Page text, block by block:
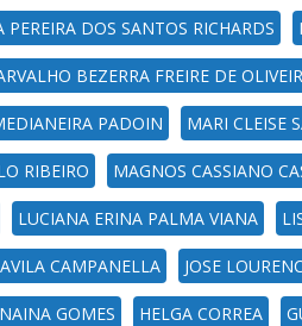
PEREIRA DOS SANTOS RICHARDS
BEZERRA FREIRE DE
PADOIN MARI CLEISE
RIBEIRO MAGNOS CASSIANO
LUCIANA ERINA PALMA VIANA
CAMPANELLA JOSE
GOMES HELGA CORREA